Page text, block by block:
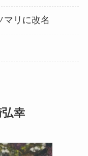
マリに改名
幸